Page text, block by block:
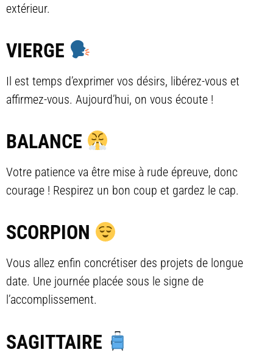
extérieur.
VIERGE
Il est temps d’exprimer vos désirs, libérez-vous et
affirmez-vous. Aujourd’hui, on vous écoute !
BALANCE
Votre patience va être mise à rude épreuve, donc
courage ! Respirez un bon coup et gardez le cap.
SCORPION
Vous allez enfin concrétiser des projets de longue
date. Une journée placée sous le signe de
l’accomplissement.
SAGITTAIRE